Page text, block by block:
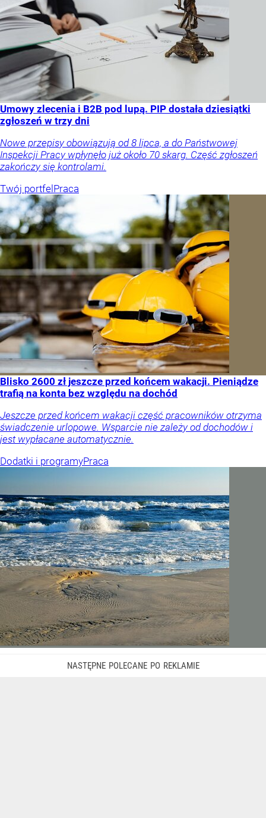
Umowy zlecenia i B2B pod lupą. PIP dostała dziesiątki
zgłoszeń w trzy dni
Nowe przepisy obowiązują od 8 lipca, a do Państwowej
Inspekcji Pracy wpłynęło już około 70 skarg. Część zgłoszeń
zakończy się kontrolami.
Twój portfel Praca
Blisko 2600 zł jeszcze przed końcem wakacji. Pieniądze
trafią na konta bez względu na dochód
Jeszcze przed końcem wakacji część pracowników otrzyma
świadczenie urlopowe. Wsparcie nie zależy od dochodów i
jest wypłacane automatycznie.
Dodatki i programyPraca